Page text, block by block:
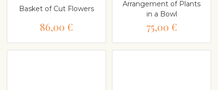
Basket of Cut Flowers
86,00 €
Arrangement of Plants
in a Bowl
75,00 €